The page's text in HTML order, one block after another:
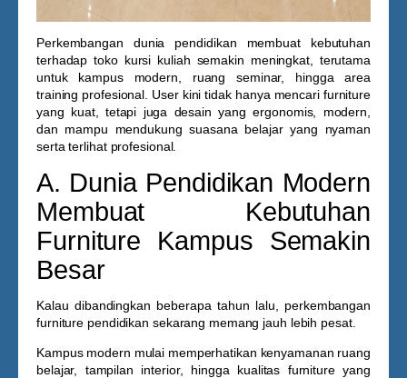
Perkembangan dunia pendidikan membuat kebutuhan
terhadaptoko kursi kuliah semakin meningkat, terutama
untuk kampus modern, ruang seminar, hingga area
training profesional. User kini tidak hanya mencari furniture
yang kuat, tetapi juga desain yang ergonomis, modern,
dan mampu mendukung suasana belajar yang nyaman
serta terlihat profesional.
A. Dunia Pendidikan Modern
Membuat Kebutuhan
Furniture Kampus Semakin
Besar
Kalau dibandingkan beberapa tahun lalu, perkembangan
furniture pendidikan sekarang memang jauh lebih pesat.
Kampus modern mulai memperhatikan kenyamanan ruang
belajar, tampilan interior, hingga kualitas furniture yang